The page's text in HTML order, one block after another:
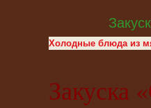
Холодные блюда из
Закуска